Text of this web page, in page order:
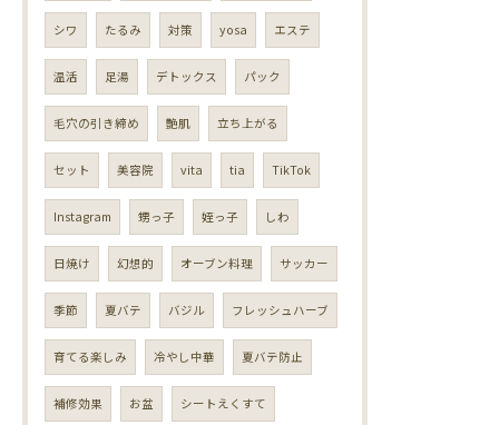
シワ たるみ 対策 yosa エステ
温活 足湯 デトックス パック
毛穴の引き締め 艶肌 立ち上がる
セット 美容院 vita tia TikTok
Instagram 甥っ子 姪っ子 しわ
日焼け 幻想的 オーブン料理 サッカー
季節 夏バテ バジル フレッシュハーブ
育てる楽しみ 冷やし中華 夏バテ防止
補修効果 お盆 シートえくすて